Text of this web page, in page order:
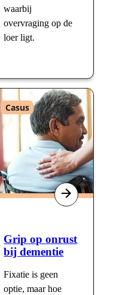
waarbij
overvraging op de
loer ligt.
Grip op onrust
bij dementie
Fixatie is geen
optie, maar hoe
Type
:
Casus